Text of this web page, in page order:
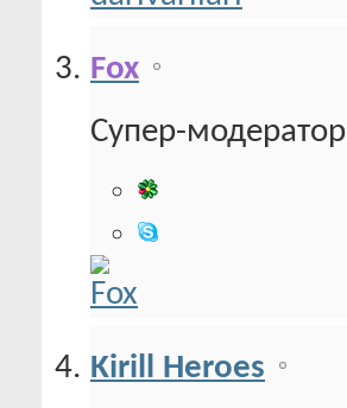
Fox
Супер-модератор
Kirill Heroes